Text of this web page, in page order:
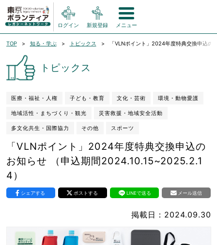
ログイン 新規登録 メニュー
TOP 知る・学ぶ トピックス 「VLNポイント」2024年度特典交換申込
トピックス
医療・福祉・人権 子ども・教育 文化・芸術 環境・動物愛護
地域活性・まちづくり・観光 災害救援・地域安全活動
多文化共生・国際協力 その他 スポーツ
「VLNポイント」2024年度特典交換申込の
お知らせ （申込期間2024.10.15~2025.2.1
4）
シェアする ポストする LINEで送る メール送信
掲載日：2024.09.30